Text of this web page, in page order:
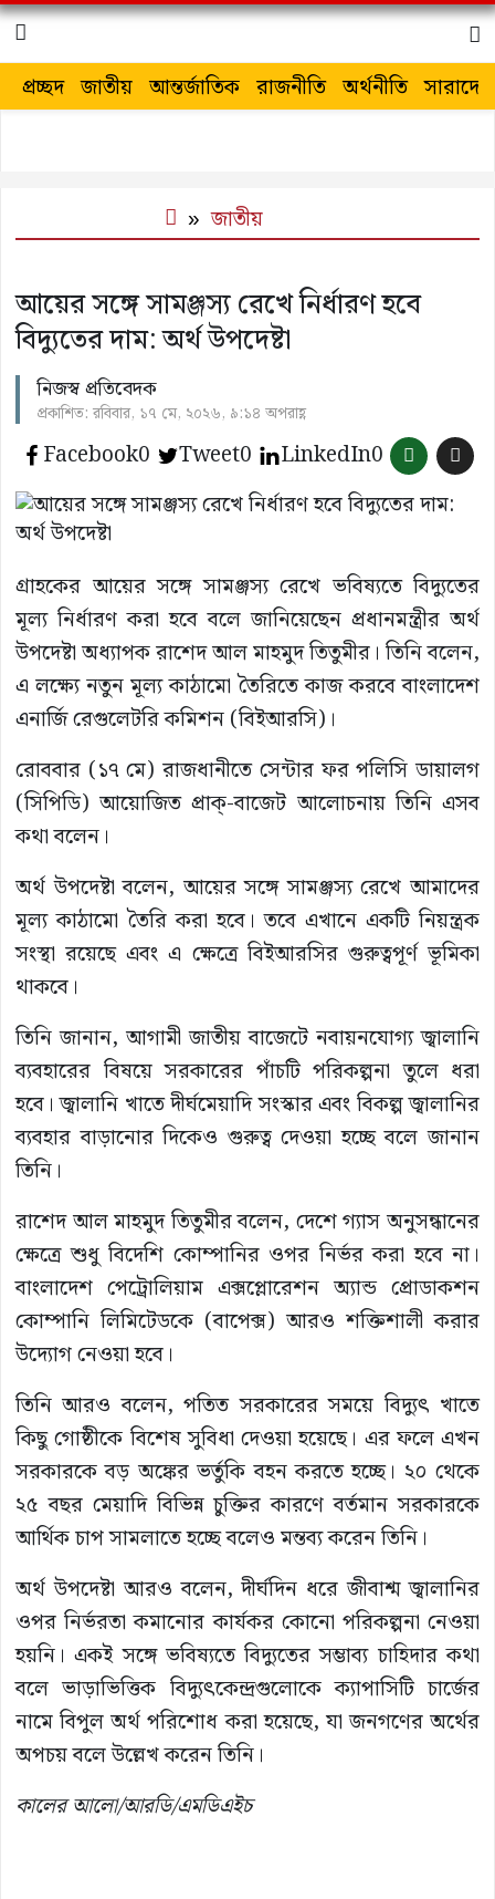
প্রচ্ছদ জাতীয় আন্তর্জাতিক রাজনীতি অর্থনীতি সারাদেশ
জাতীয়
আয়ের সঙ্গে সামঞ্জস্য রেখে নির্ধারণ হবে
বিদ্যুতের দাম: অর্থ উপদেষ্টা
নিজস্ব প্রতিবেদক
প্রকাশিত: রবিবার, ১৭ মে, ২০২৬, ৯:১৪ অপরাহ্ণ
Facebook0 Tweet0 LinkedIn0
গ্রাহকের আয়ের সঙ্গে সামঞ্জস্য রেখে ভবিষ্যতে বিদ্যুতের
মূল্য নির্ধারণ করা হবে বলে জানিয়েছেন প্রধানমন্ত্রীর অর্থ
উপদেষ্টা অধ্যাপক রাশেদ আল মাহমুদ তিতুমীর। তিনি বলেন,
এ লক্ষ্যে নতুন মূল্য কাঠামো তৈরিতে কাজ করবে বাংলাদেশ
এনার্জি রেগুলেটরি কমিশন (বিইআরসি)।
রোববার (১৭ মে) রাজধানীতে সেন্টার ফর পলিসি ডায়ালগ
(সিপিডি) আয়োজিত প্রাক্-বাজেট আলোচনায় তিনি এসব
কথা বলেন।
অর্থ উপদেষ্টা বলেন, আয়ের সঙ্গে সামঞ্জস্য রেখে আমাদের
মূল্য কাঠামো তৈরি করা হবে। তবে এখানে একটি নিয়ন্ত্রক
সংস্থা রয়েছে এবং এ ক্ষেত্রে বিইআরসির গুরুত্বপূর্ণ ভূমিকা
থাকবে।
তিনি জানান, আগামী জাতীয় বাজেটে নবায়নযোগ্য জ্বালানি
ব্যবহারের বিষয়ে সরকারের পাঁচটি পরিকল্পনা তুলে ধরা
হবে। জ্বালানি খাতে দীর্ঘমেয়াদি সংস্কার এবং বিকল্প জ্বালানির
ব্যবহার বাড়ানোর দিকেও গুরুত্ব দেওয়া হচ্ছে বলে জানান
তিনি।
রাশেদ আল মাহমুদ তিতুমীর বলেন, দেশে গ্যাস অনুসন্ধানের
ক্ষেত্রে শুধু বিদেশি কোম্পানির ওপর নির্ভর করা হবে না।
বাংলাদেশ পেট্রোলিয়াম এক্সপ্লোরেশন অ্যান্ড প্রোডাকশন
কোম্পানি লিমিটেডকে (বাপেক্স) আরও শক্তিশালী করার
উদ্যোগ নেওয়া হবে।
তিনি আরও বলেন, পতিত সরকারের সময়ে বিদ্যুৎ খাতে
কিছু গোষ্ঠীকে বিশেষ সুবিধা দেওয়া হয়েছে। এর ফলে এখন
সরকারকে বড় অঙ্কের ভর্তুকি বহন করতে হচ্ছে। ২০ থেকে
২৫ বছর মেয়াদি বিভিন্ন চুক্তির কারণে বর্তমান সরকারকে
আর্থিক চাপ সামলাতে হচ্ছে বলেও মন্তব্য করেন তিনি।
অর্থ উপদেষ্টা আরও বলেন, দীর্ঘদিন ধরে জীবাশ্ম জ্বালানির
ওপর নির্ভরতা কমানোর কার্যকর কোনো পরিকল্পনা নেওয়া
হয়নি। একই সঙ্গে ভবিষ্যতে বিদ্যুতের সম্ভাব্য চাহিদার কথা
বলে ভাড়াভিত্তিক বিদ্যুৎকেন্দ্রগুলোকে ক্যাপাসিটি চার্জের
নামে বিপুল অর্থ পরিশোধ করা হয়েছে, যা জনগণের অর্থের
অপচয় বলে উল্লেখ করেন তিনি।
কালের আলো/আরডি/এমডিএইচ